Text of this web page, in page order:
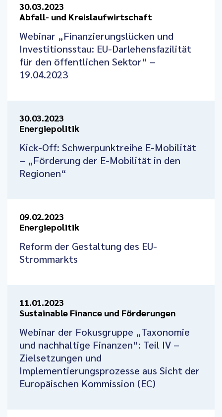
30.03.2023
Abfall- und Kreislaufwirtschaft
Webinar „Finanzierungslücken und
Investitionsstau: EU-Darlehensfazilität
für den öffentlichen Sektor“ –
19.04.2023
30.03.2023
Energiepolitik
Kick-Off: Schwerpunktreihe E-Mobilität
– „Förderung der E-Mobilität in den
Regionen“
09.02.2023
Energiepolitik
Reform der Gestaltung des EU-
Strommarkts
11.01.2023
Sustainable Finance und Förderungen
Webinar der Fokusgruppe „Taxonomie
und nachhaltige Finanzen“: Teil IV –
Zielsetzungen und
Implementierungsprozesse aus Sicht der
Europäischen Kommission (EC)